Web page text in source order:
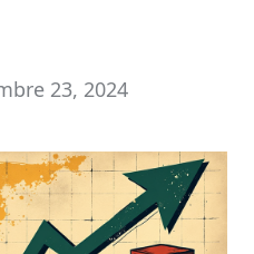
23, 2024